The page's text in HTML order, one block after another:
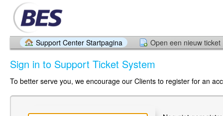
Support Center Startpagina Open een nieuw ticket
Sign in to Support Ticket System
To better serve you, we encourage our Clients to register for an